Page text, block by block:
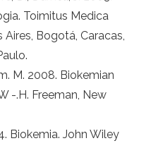
Toimitus Medica
Aires, Bogotá, Caracas,
M. 2008. Biokemian
-.H. Freeman, New
Biokemia. John Wiley